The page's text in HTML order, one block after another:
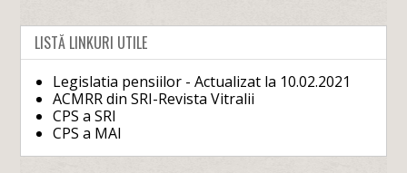
LISTĂ LINKURI UTILE
Legislatia pensiilor - Actualizat la 10.02.2021
ACMRR din SRI-Revista Vitralii
CPS a SRI
CPS a MAI